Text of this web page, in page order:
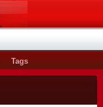
Tags